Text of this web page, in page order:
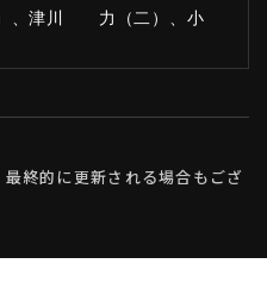
、津川 力（二）、小
終的に更新される場合もござ